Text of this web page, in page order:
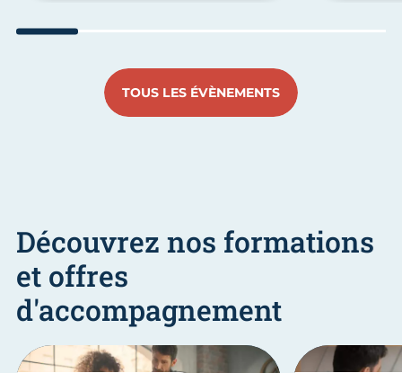
TOUS LES ÉVÈNEMENTS
Découvrez nos formations
et offres
d'accompagnement